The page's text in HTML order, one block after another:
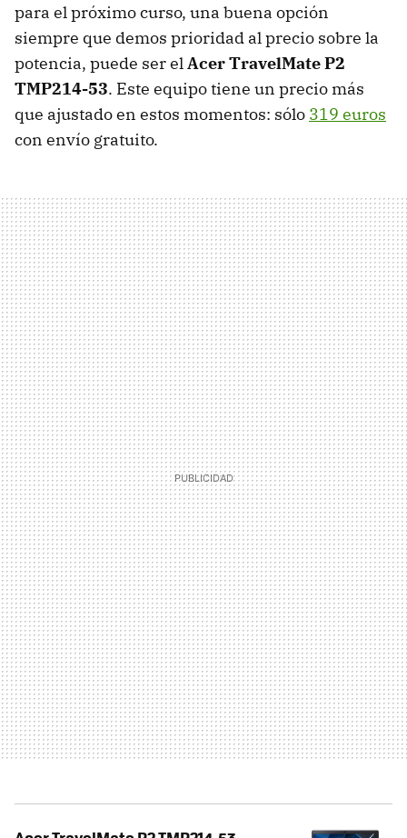
para el próximo curso, una buena opción
siempre que demos prioridad al precio sobre la
potencia, puede ser elAcer TravelMate P2
TMP214-53. Este equipo tiene un precio más
que ajustado en estos momentos: sólo 319 euros
con envío gratuito.